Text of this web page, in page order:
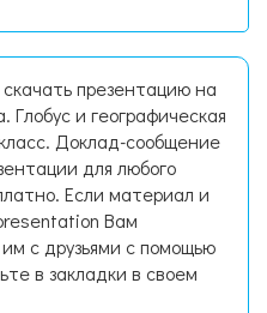
презентацию на
Глобус и географическая
Доклад-сообщение
для любого
Если материал и
Вам
с друзьями с помощью
в закладки в своем